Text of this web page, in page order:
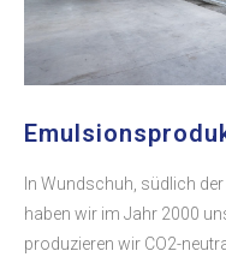
In Wundschuh, südlich
haben wir im Jahr 2000
produzieren wir CO2-